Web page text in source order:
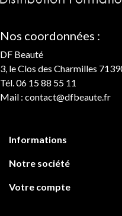
Nos coordonnées :
DF Beauté
3, le Clos des Charmilles
Tél. 06 15 88 55 11
Mail : contact@dfbeaute.fr
Informations
Notre société
Votre compte